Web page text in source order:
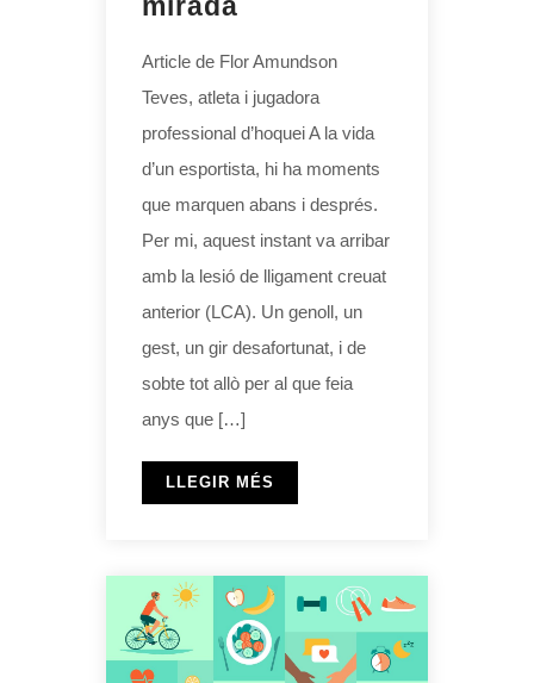
Article de Flor Amundson
Teves, atleta i jugadora
professional d’hoquei A la vida
d’un esportista, hi ha moments
que marquen abans i després.
Per mi, aquest instant va arribar
amb la lesió de lligament creuat
anterior (LCA). Un genoll, un
gest, un gir desafortunat, i de
sobte tot allò per al que feia
anys que […]
LLEGIR MÉS